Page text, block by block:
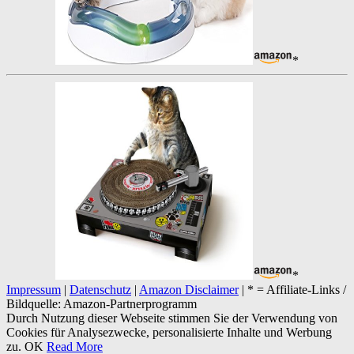
*
*
Impressum | Datenschutz | Amazon Disclaimer| * = Affiliate-Links /
Bildquelle: Amazon-Partnerprogramm
Durch Nutzung dieser Webseite stimmen Sie der Verwendung von
Cookies für Analysezwecke, personalisierte Inhalte und Werbung
zu. OK Read More